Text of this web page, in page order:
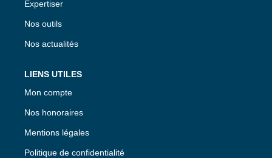
Expertiser
Nos outils
Nos actualités
LIENS UTILES
Mon compte
Nos honoraires
Mentions légales
Politique de confidentialité